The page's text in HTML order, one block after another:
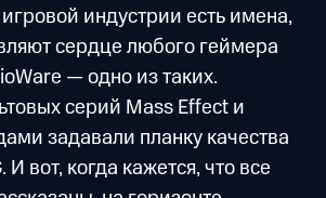
индустрии есть имена,
сердце любого геймера
— одно из таких.
серий Mass Effect и
задавали планку качества
вот, когда кажется, что все